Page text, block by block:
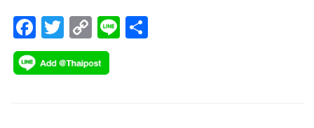
F
ac
e
T
wi
tt
C
o
p
Li